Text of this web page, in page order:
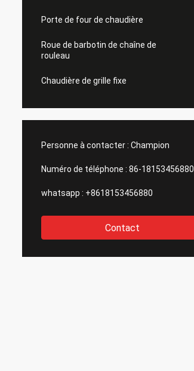
Porte de four de chaudière
Roue de barbotin de chaîne de
rouleau
Chaudière de grille fixe
Personne à contacter : Champion
Numéro de téléphone : 86-18153456880
whatsapp : +8618153456880
Contact